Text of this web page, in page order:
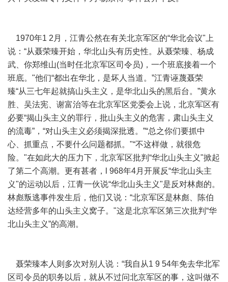
1970年1 2月，江青公然在有关北京军区的“华北会议"上
说：“从聂荣臻开始，华北山头有历史性。从聂荣臻、杨成
武、你郑维山(当时任北京军区司令员)，一个班底接着一个
班底。"他们“都出在华北，是坏人当道。”江青诬蔑聂荣
臻“从三七年起就搞山头主义，是华北山头的黑后台。”黄永
胜、吴法宪、谢富治等在北京军区党委会上说，北京军区有
必要“揭山头主义的罪行，批山头主义的危害，肃山头主义
的流毒”，“对山头主义必须揭深批透。”“总之你们要抓中
心、抓重点，不要什么问题都抓。"“不这样做，就很危
险。"在如此大的压力下，北京军区批判“华北山头主义"掀起
了第二个高潮。更有甚者，l 968年4月开展反“华北山头主
义"的运动以后，江青一伙说“华北山头主义"是反对林彪的。
林彪叛逃事件发生后，他们又说：“北京军区是林彪、陈伯
达经营多年的山头主义窝子。"这是北京军区第三次批判“华
北山头主义”的高潮。
聂荣臻本人则多次对别人说：“我自从1 9 54年免去华北军
区司令员的职务以后，就从不过问北京军区的事，这叫做不